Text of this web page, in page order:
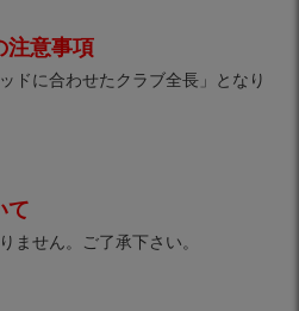
注意事項
ドに合わせたクラブ全長」となり
て
ません。ご了承下さい。